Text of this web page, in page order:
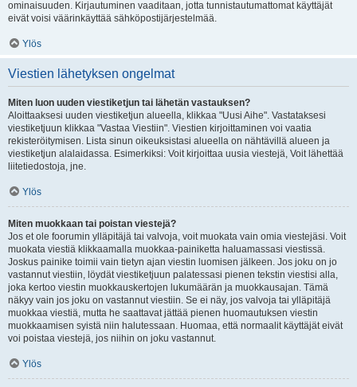
ominaisuuden. Kirjautuminen vaaditaan, jotta tunnistautumattomat käyttäjät
eivät voisi väärinkäyttää sähköpostijärjestelmää.
Ylös
Viestien lähetyksen ongelmat
Miten luon uuden viestiketjun tai lähetän vastauksen?
Aloittaaksesi uuden viestiketjun alueella, klikkaa "Uusi Aihe". Vastataksesi
viestiketjuun klikkaa "Vastaa Viestiin". Viestien kirjoittaminen voi vaatia
rekisteröitymisen. Lista sinun oikeuksistasi alueella on nähtävillä alueen ja
viestiketjun alalaidassa. Esimerkiksi: Voit kirjoittaa uusia viestejä, Voit lähettää
liitetiedostoja, jne.
Ylös
Miten muokkaan tai poistan viestejä?
Jos et ole foorumin ylläpitäjä tai valvoja, voit muokata vain omia viestejäsi. Voit
muokata viestiä klikkaamalla muokkaa-painiketta haluamassasi viestissä.
Joskus painike toimii vain tietyn ajan viestin luomisen jälkeen. Jos joku on jo
vastannut viestiin, löydät viestiketjuun palatessasi pienen tekstin viestisi alla,
joka kertoo viestin muokkauskertojen lukumäärän ja muokkausajan. Tämä
näkyy vain jos joku on vastannut viestiin. Se ei näy, jos valvoja tai ylläpitäjä
muokkaa viestiä, mutta he saattavat jättää pienen huomautuksen viestin
muokkaamisen syistä niin halutessaan. Huomaa, että normaalit käyttäjät eivät
voi poistaa viestejä, jos niihin on joku vastannut.
Ylös